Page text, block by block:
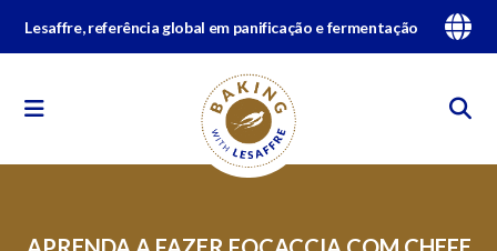
Lesaffre, referência global em panificação e fermentação